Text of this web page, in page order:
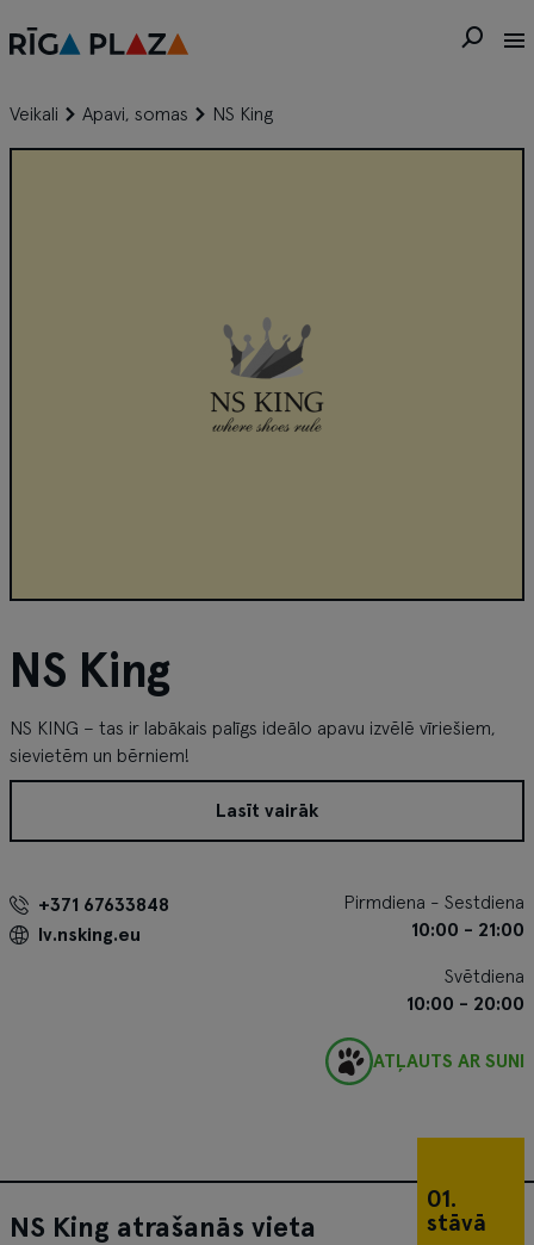
Veikali Apavi, somas NS King
NS King
NS KING – tas ir labākais palīgs ideālo apavu izvēlē vīriešiem,
sievietēm un bērniem!
Lasīt vairāk
+371 67633848
lv.nsking.eu
Pirmdiena - Sestdiena
10:00 - 21:00
Svētdiena
10:00 - 20:00
ATĻAUTS AR SUNI
01.
stāvā
NS King atrašanās vieta